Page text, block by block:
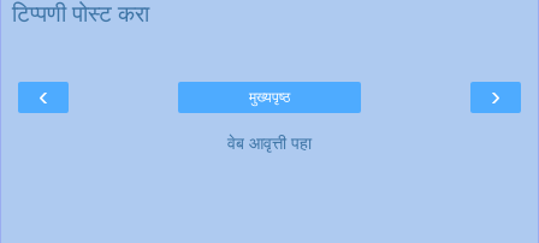
टिप्पणी पोस्ट करा
‹ ›
मुख्यपृष्ठ
वेब आवृत्ती पहा